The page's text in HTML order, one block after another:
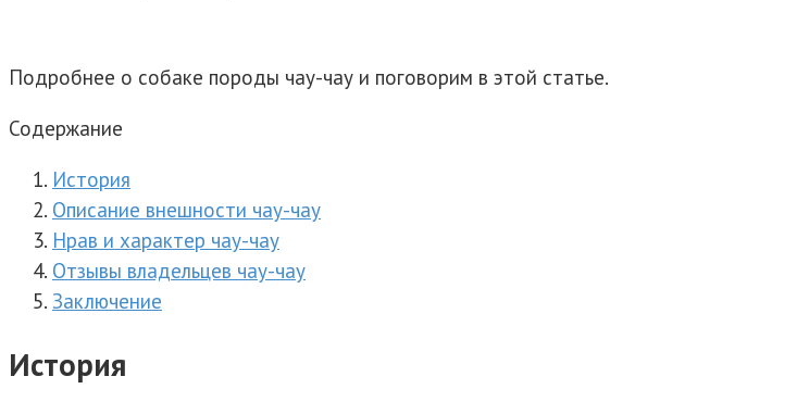
Подробнее о собаке породы чау-чау и поговорим в этой статье.
Содержание
История
Описание внешности чау-чау
Нрав и характер чау-чау
Отзывы владельцев чау-чау
Заключение
История